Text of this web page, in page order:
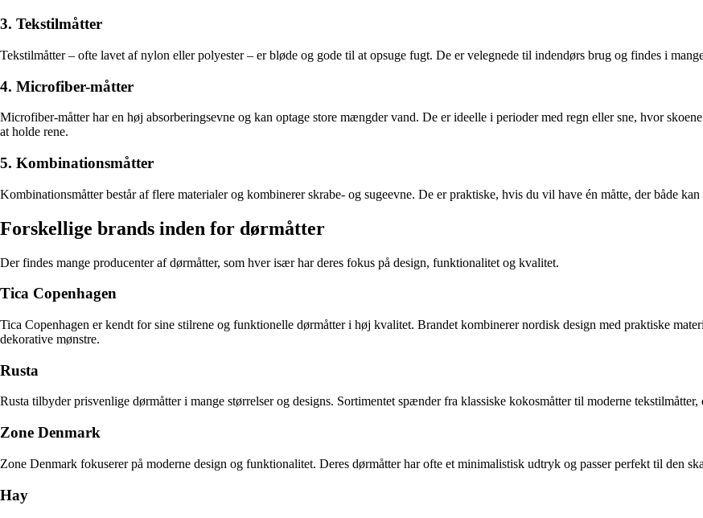
3. Tekstilmåtter
Tekstilmåtter – ofte lavet af nylon eller polyester – er bløde og gode til at opsuge fugt. De er velegnede til indendørs brug og findes i
4. Microfiber-måtter
Microfiber-måtter har en høj absorberingsevne og kan optage store mængder vand. De er ideelle i perioder med regn eller sne, hvor
at holde rene.
5. Kombinationsmåtter
Kombinationsmåtter består af flere materialer og kombinerer skrabe- og sugeevne. De er praktiske, hvis du vil have én måtte, der både
Forskellige brands inden for dørmåtter
Der findes mange producenter af dørmåtter, som hver især har deres fokus på design, funktionalitet og kvalitet.
Tica Copenhagen
Tica Copenhagen er kendt for sine stilrene og funktionelle dørmåtter i høj kvalitet. Brandet kombinerer nordisk design med praktiske
dekorative mønstre.
Rusta
Rusta tilbyder prisvenlige dørmåtter i mange størrelser og designs. Sortimentet spænder fra klassiske kokosmåtter til moderne
Zone Denmark
Zone Denmark fokuserer på moderne design og funktionalitet. Deres dørmåtter har ofte et minimalistisk udtryk og passer perfekt til den
Hay